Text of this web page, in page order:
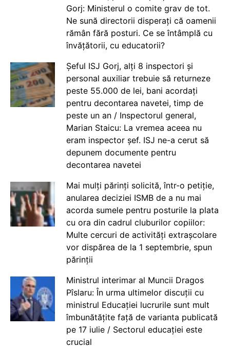
Gorj: Ministerul o comite grav de tot.
Ne sună directorii disperați că oamenii
rămân fără posturi. Ce se întâmplă cu
învățătorii, cu educatorii?
Șeful ISJ Gorj, alți 8 inspectori și
personal auxiliar trebuie să returneze
peste 55.000 de lei, bani acordați
pentru decontarea navetei, timp de
peste un an / Inspectorul general,
Marian Staicu: La vremea aceea nu
eram inspector șef. ISJ ne-a cerut să
depunem documente pentru
decontarea navetei
Mai mulți părinți solicită, într-o petiție,
anularea deciziei ISMB de a nu mai
acorda sumele pentru posturile la plata
cu ora din cadrul cluburilor copiilor:
Multe cercuri de activități extrașcolare
vor dispărea de la 1 septembrie, spun
părinții
Ministrul interimar al Muncii Dragos
Pîslaru: În urma ultimelor discuții cu
ministrul Educației lucrurile sunt mult
îmbunătățite față de varianta publicată
pe 17 iulie / Sectorul educației este
crucial